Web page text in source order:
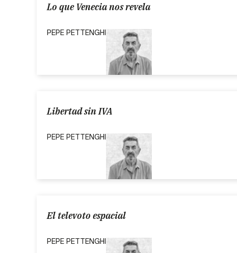
Lo que Venecia nos revela
PEPE PETTENGHI
Libertad sin IVA
PEPE PETTENGHI
El televoto espacial
PEPE PETTENGHI